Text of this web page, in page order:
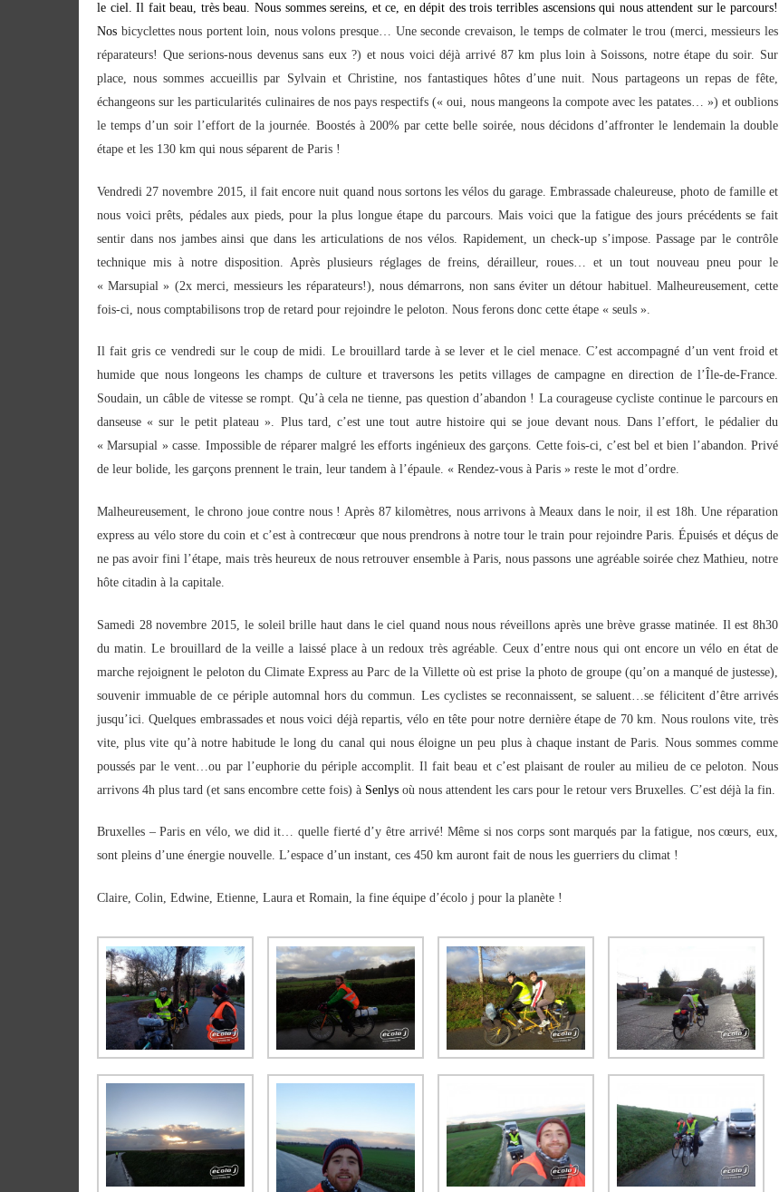
le ciel. Il fait beau, très beau. Nous sommes sereins, et ce, en dépit des trois terribles ascensions qui nous attendent sur le parcours!
Nos bicyclettes nous portent loin, nous volons presque… Une seconde crevaison, le temps de colmater le trou (merci, messieurs les
réparateurs! Que serions-nous devenus sans eux ?) et nous voici déjà arrivé 87 km plus loin à Soissons, notre étape du soir. Sur
place, nous sommes accueillis par Sylvain et Christine, nos fantastiques hôtes d’une nuit. Nous partageons un repas de fête,
échangeons sur les particularités culinaires de nos pays respectifs (« oui, nous mangeons la compote avec les patates… ») et oublions
le temps d’un soir l’effort de la journée. Boostés à 200% par cette belle soirée, nous décidons d’affronter le lendemain la double
étape et les 130 km qui nous séparent de Paris !
Vendredi 27 novembre 2015, il fait encore nuit quand nous sortons les vélos du garage. Embrassade chaleureuse, photo de famille et
nous voici prêts, pédales aux pieds, pour la plus longue étape du parcours. Mais voici que la fatigue des jours précédents se fait
sentir dans nos jambes ainsi que dans les articulations de nos vélos. Rapidement, un check-up s’impose. Passage par le contrôle
technique mis à notre disposition. Après plusieurs réglages de freins, dérailleur, roues… et un tout nouveau pneu pour le
« Marsupial » (2x merci, messieurs les réparateurs!), nous démarrons, non sans éviter un détour habituel. Malheureusement, cette
fois-ci, nous comptabilisons trop de retard pour rejoindre le peloton. Nous ferons donc cette étape « seuls ».
Il fait gris ce vendredi sur le coup de midi. Le brouillard tarde à se lever et le ciel menace. C’est accompagné d’un vent froid et
humide que nous longeons les champs de culture et traversons les petits villages de campagne en direction de l’Île-de-France.
Soudain, un câble de vitesse se rompt. Qu’à cela ne tienne, pas question d’abandon ! La courageuse cycliste continue le parcours en
danseuse « sur le petit plateau ». Plus tard, c’est une tout autre histoire qui se joue devant nous. Dans l’effort, le pédalier du
« Marsupial » casse. Impossible de réparer malgré les efforts ingénieux des garçons. Cette fois-ci, c’est bel et bien l’abandon. Privé
de leur bolide, les garçons prennent le train, leur tandem à l’épaule. « Rendez-vous à Paris » reste le mot d’ordre.
Malheureusement, le chrono joue contre nous ! Après 87 kilomètres, nous arrivons à Meaux dans le noir, il est 18h. Une réparation
express au vélo store du coin et c’est à contrecœur que nous prendrons à notre tour le train pour rejoindre Paris. Épuisés et déçus de
ne pas avoir fini l’étape, mais très heureux de nous retrouver ensemble à Paris, nous passons une agréable soirée chez Mathieu, notre
hôte citadin à la capitale.
Samedi 28 novembre 2015, le soleil brille haut dans le ciel quand nous nous réveillons après une brève grasse matinée. Il est 8h30
du matin. Le brouillard de la veille a laissé place à un redoux très agréable. Ceux d’entre nous qui ont encore un vélo en état de
marche rejoignent le peloton du Climate Express au Parc de la Villetteoù est prise la photo de groupe (qu’on a manqué de justesse),
souvenir immuable de ce périple automnal hors du commun. Les cyclistes se reconnaissent, se saluent…se félicitent d’être arrivés
jusqu’ici. Quelques embrassades et nous voici déjà repartis, vélo en tête pour notre dernière étape de 70 km. Nous roulons vite, très
vite, plus vite qu’à notre habitude le long du canal qui nous éloigne un peu plus à chaque instant de Paris. Nous sommes comme
poussés par le vent…ou par l’euphorie du périple accomplit. Il fait beau et c’est plaisant de rouler au milieu de ce peloton. Nous
arrivons 4h plus tard (et sans encombre cette fois) à Senlys où nous attendent les cars pour le retour vers Bruxelles. C’est déjà la fin.
Bruxelles – Paris en vélo, we did it… quelle fierté d’y être arrivé! Même si nos corps sont marqués par la fatigue, nos cœurs, eux,
sont pleins d’une énergie nouvelle. L’espace d’un instant, ces 450 km auront fait de nous les guerriers du climat !
Claire, Colin, Edwine, Etienne, Laura et Romain, la fine équipe d’écolo j pour la planète !